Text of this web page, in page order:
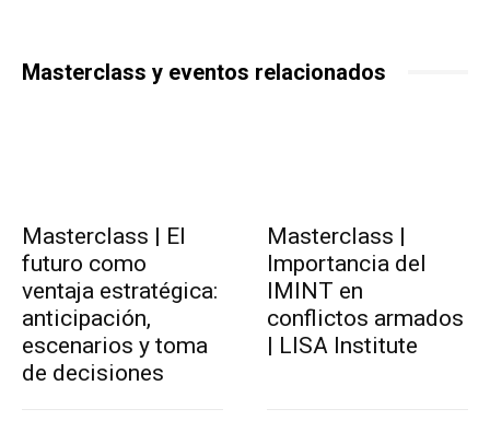
Masterclass y eventos relacionados
Masterclass | El
futuro como
ventaja estratégica:
anticipación,
escenarios y toma
de decisiones
Masterclass |
Importancia del
IMINT en
conflictos armados
| LISA Institute